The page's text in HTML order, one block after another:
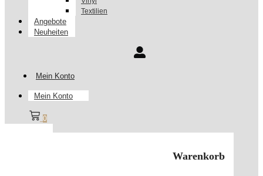
Textilien
Angebote
Neuheiten
Mein Konto
Mein Konto
0
Warenkorb